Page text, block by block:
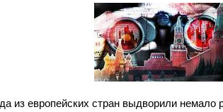
из европейских стран выдворили